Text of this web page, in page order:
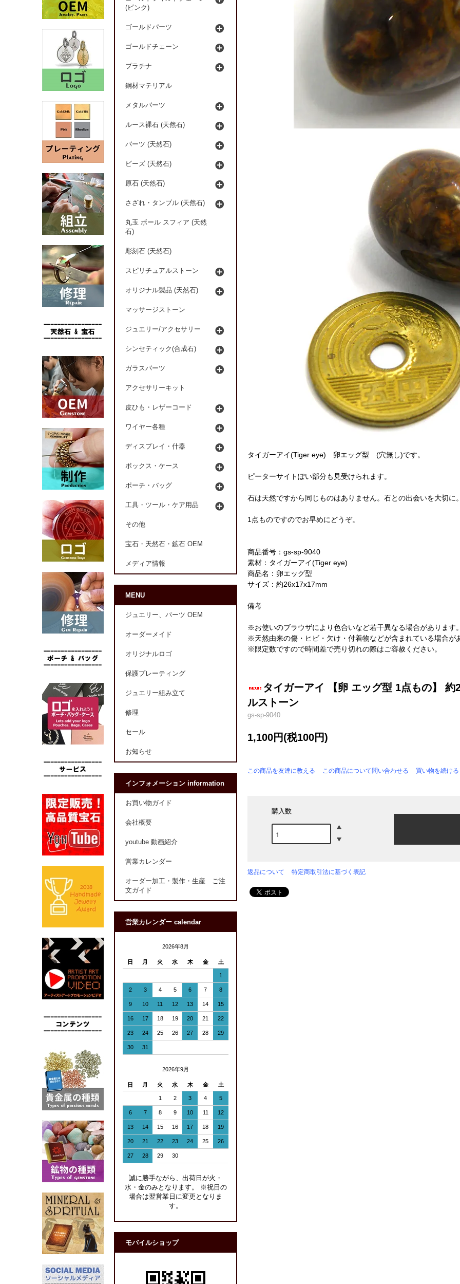
タイガーアイ(Tiger eye) 卵エッグ型 (穴無し)です。
ピーターサイトぽい部分も見受けられます。
石は天然ですから同じものはありません。石との出会いを大切に
1点ものですのでお早めにどうぞ。
商品番号：gs-sp-9040
素材：タイガーアイ(Tiger eye)
商品名：卵エッグ型
サイズ：約26x17x17mm
備考
※お使いのブラウザにより色合いなど若干異なる場合があります
※天然由来の傷・ヒビ・欠け・付着物などが含まれている場合が
※限定数ですので時間差で売り切れの際はご容赦ください。
タイガーアイ 【卵 エッグ型 1点もの】
ルストーン
gs-sp-9040
1,100円(税100円)
この商品を友達に教える この商品について問い合わせる 買い物を続ける
購入数
返品について 特定商取引法に基づく表記
(ピンク)
ゴールドパーツ
ゴールドチェーン
プラチナ
鋼材マテリアル
メタルパーツ
ルース裸石 (天然石)
パーツ (天然石)
ビーズ (天然石)
原石 (天然石)
さざれ・タンブル (天然石)
丸玉 ボール スフィア (天然
石)
彫刻石 (天然石)
スピリチュアルストーン
オリジナル製品 (天然石)
マッサージストーン
ジュエリー/アクセサリー
シンセティック(合成石)
ガラスパーツ
アクセサリーキット
皮ひも・レザーコード
ワイヤー各種
ディスプレイ・什器
ボックス・ケース
ポーチ・バッグ
工具・ツール・ケア用品
その他
宝石・天然石・鉱石 OEM
メディア情報
MENU
ジュエリー、パーツ OEM
オーダーメイド
オリジナルロゴ
保護プレーティング
ジュエリー組み立て
修理
セール
お知らせ
インフォメーション information
お買い物ガイド
会社概要
youtube 動画紹介
営業カレンダー
オーダー加工・製作・生産 ご注
文ガイド
営業カレンダー calendar
2026年8月
日 月 火 水 木 金 土
1
2 3 4 5 6 7 8
9 10 11 12 13 14 15
16 17 18 19 20 21 22
23 24 25 26 27 28 29
30 31
2026年9月
日 月 火 水 木 金 土
1 2 3 4 5
6 7 8 9 10 11 12
13 14 15 16 17 18 19
20 21 22 23 24 25 26
27 28 29 30
誠に勝手ながら、出荷日が火・
水・金のみとなります。 ※祝日の
場合は翌営業日に変更となりま
す。
モバイルショップ